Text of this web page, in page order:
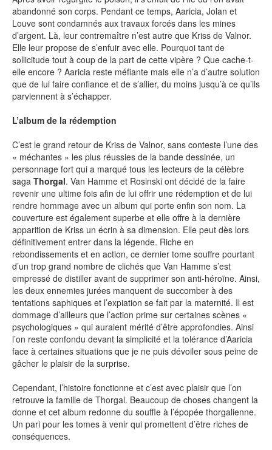
CONVENTION
SPECTACLE
DÉBAT
EMISSION
AUTEURS&ÉDITEURS
AUTEURS & ARTISTES
EDITEURS & COLLECTIONS
LES PARUTIONS/SORTIES
NEWSLETTER
S'ABONNER
En indiquant votre adresse mail ci-dessus, vous consentez à recevoir des mails de la
part d'Actusf. Vous pouvez vous désinscrire à tout moment à travers les liens de
désinscription.
LA RÉDACTION
CONTACT
EDITIONS ACTUSF
EMAGINAIRE
MES PREMIÈRES LECTURES
abandonné son corps. Pendant ce temps, Aaricia, Jolan et
Louve sont condamnés aux travaux forcés dans les mines
d’argent. Là, leur contremaître n’est autre que Kriss de Valnor.
Elle leur propose de s’enfuir avec elle. Pourquoi tant de
sollicitude tout à coup de la part de cette vipère ? Que cache-t-
elle encore ? Aaricia reste méfiante mais elle n’a d’autre solution
que de lui faire confiance et de s’allier, du moins jusqu’à ce qu’ils
parviennent à s’échapper.
L’album de la rédemption
C’est le grand retour de Kriss de Valnor, sans conteste l’une des
« méchantes » les plus réussies de la bande dessinée, un
personnage fort qui a marqué tous les lecteurs de la célèbre
saga Thorgal. Van Hamme et Rosinski ont décidé de la faire
revenir une ultime fois afin de lui offrir une rédemption et de lui
rendre hommage avec un album qui porte enfin son nom. La
couverture est également superbe et elle offre à la dernière
apparition de Kriss un écrin à sa dimension. Elle peut dès lors
définitivement entrer dans la légende. Riche en
rebondissements et en action, ce dernier tome souffre pourtant
d’un trop grand nombre de clichés que Van Hamme s’est
empressé de distiller avant de supprimer son anti-héroïne. Ainsi,
les deux ennemies jurées manquent de succomber à des
tentations saphiques et l’expiation se fait par la maternité. Il est
dommage d’ailleurs que l’action prime sur certaines scènes «
psychologiques » qui auraient mérité d’être approfondies. Ainsi
l’on reste confondu devant la simplicité et la tolérance d’Aaricia
face à certaines situations que je ne puis dévoiler sous peine de
gâcher le plaisir de la surprise.
Cependant, l’histoire fonctionne et c’est avec plaisir que l’on
retrouve la famille de Thorgal. Beaucoup de choses changent la
donne et cet album redonne du souffle à l’épopée thorgalienne.
Un pari pour les tomes à venir qui promettent d’être riches de
conséquences.